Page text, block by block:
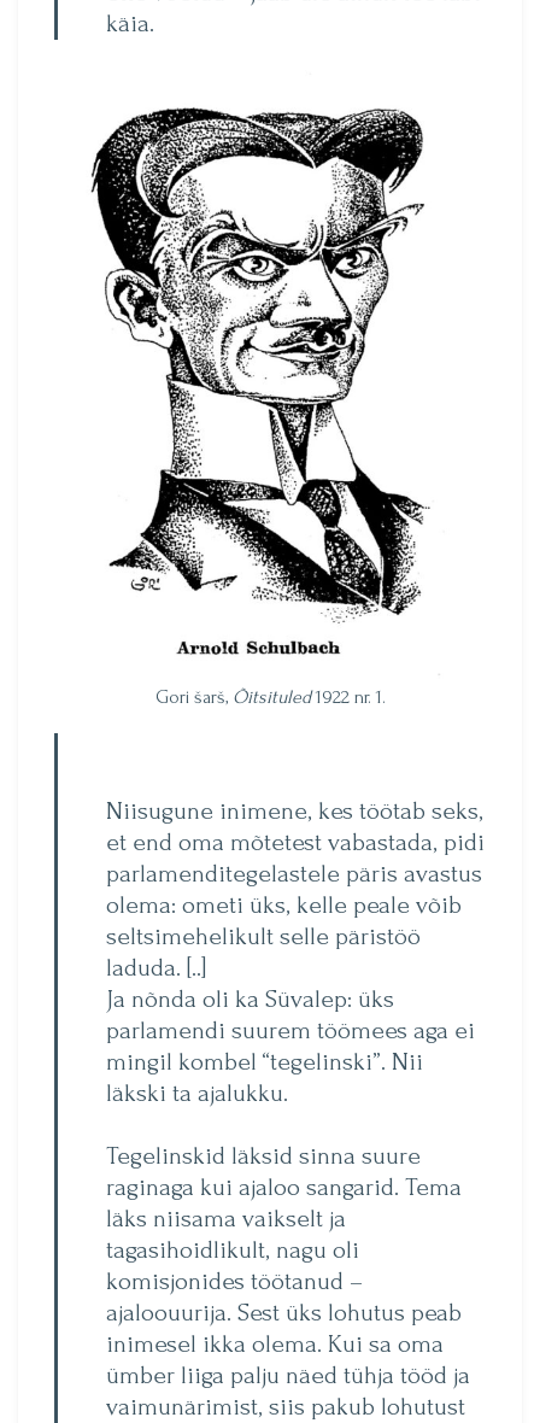
käia.
Gori šarš, Õitsituled1922 nr. 1.
Niisugune inimene, kes töötab seks,
et end oma mõtetest vabastada, pidi
parlamenditegelastele päris avastus
olema: ometi üks, kelle peale võib
seltsimehelikult selle päristöö
laduda. [..]
Ja nõnda oli ka Süvalep: üks
parlamendi suurem töömees aga ei
mingil kombel “tegelinski”. Nii
läkski ta ajalukku.
Tegelinskid läksid sinna suure
raginaga kui ajaloo sangarid. Tema
läks niisama vaikselt ja
tagasihoidlikult, nagu oli
komisjonides töötanud –
ajaloouurija. Sest üks lohutus peab
inimesel ikka olema. Kui sa oma
ümber liiga palju näed tühja tööd ja
vaimunärimist, siis pakub lohutust